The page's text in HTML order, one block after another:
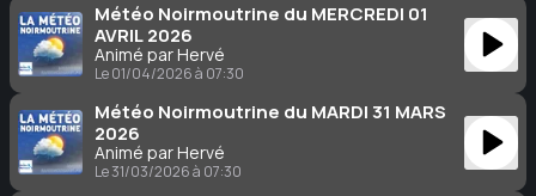
Météo Noirmoutrine du MERCREDI 01
AVRIL 2026
Animé par Hervé
Le 01/04/2026 à 07:30
Météo Noirmoutrine du MARDI 31 MARS
2026
Animé par Hervé
Le 31/03/2026 à 07:30